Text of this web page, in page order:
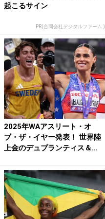
起こるサイン
PR(合同会社デジタルファーム )
2025年WAアスリート・オ
ブ・ザ・イヤー発表！ 世界陸
上金のデュプランティス＆...